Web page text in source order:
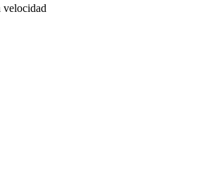
velocidad